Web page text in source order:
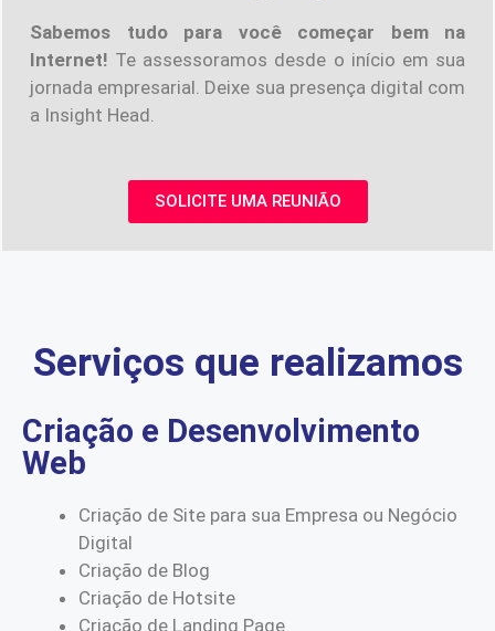
Sabemos tudo para você começar bem na
Internet! Te assessoramos desde o início em sua
jornada empresarial. Deixe sua presença digital com
a Insight Head.
SOLICITE UMA REUNIÃO
Serviços que realizamos
Criação e Desenvolvimento
Web
Criação de Site para sua Empresa ou Negócio
Digital
Criação de Blog
Criação de Hotsite
Criação de Landing Page